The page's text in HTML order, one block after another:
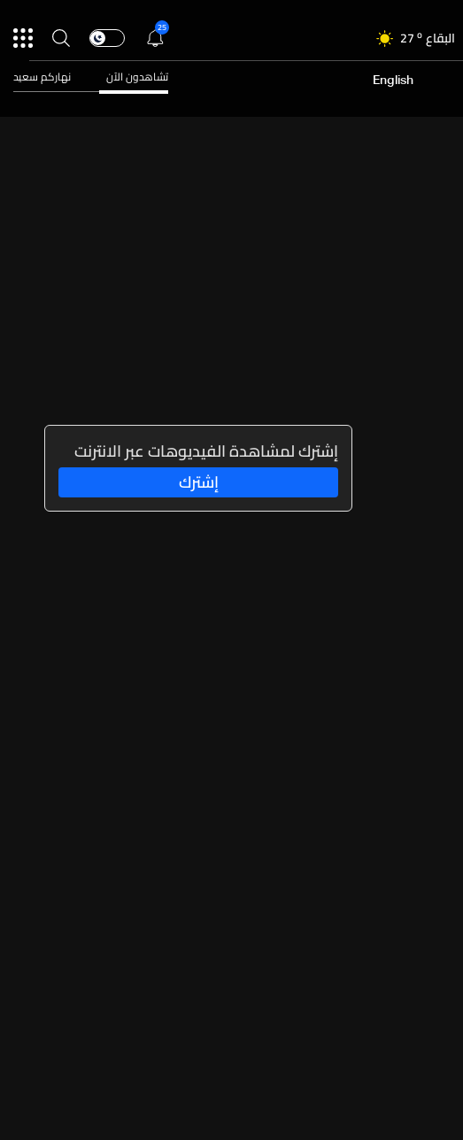
البقاع 27 o
الجنوب 28o
30
25
English تشاهدون الآن نهاركم سعيد
إشترك لمشاهدة الفيديوهات عبر الانترنت
إشترك